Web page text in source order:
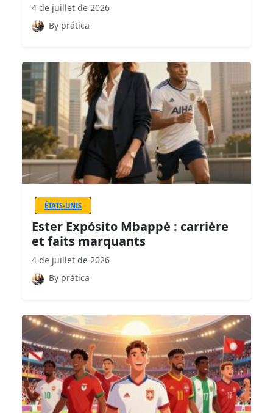
4 de juillet de 2026
By prática
ÉTATS-UNIS
Ester Expósito Mbappé : carrière
et faits marquants
4 de juillet de 2026
By prática